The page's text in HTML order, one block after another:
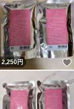
いいね！
2,250円